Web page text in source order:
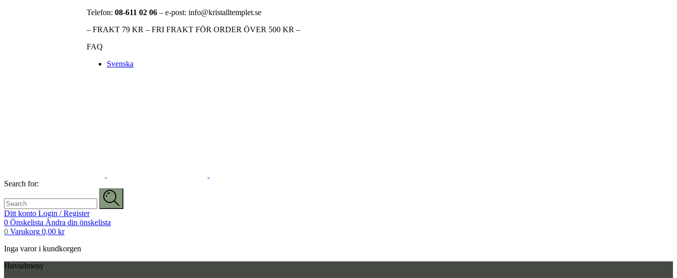
Telefon: 08-611 02 06 – e-post: info@kristalltemplet.se
– FRAKT 79 KR – FRI FRAKT FÖR ORDER ÖVER 500 KR –
FAQ
Svenska
Search for:
Ditt konto Login / Register
0 Önskelista Ändra din önskelista
0 Varukorg 0,00 kr
Inga varor i kundkorgen
Huvudmeny